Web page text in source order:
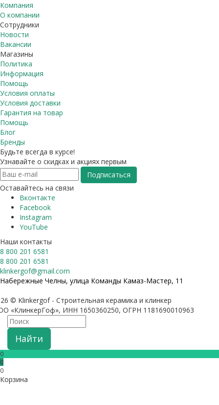
Компания
О компании
Сотрудники
Новости
Вакансии
Магазины
Политика
Информация
Помощь
Условия оплаты
Условия доставки
Гарантия на товар
Помощь
Блог
Бренды
Будьте всегда в курсе!
Узнавайте о скидках и акциях первым
Оставайтесь на связи
Вконтакте
Facebook
Instagram
YouTube
Наши контакты
8 800 201 6581
8 800 201 6581
klinkergof@gmail.com
Набережные Челны, улица Команды Камаз-Мастер, 11
© Klinkergof - Строительная керамика и клинкер
«КлинкерГоф», ИНН 1650360250, ОГРН 1181690010963
Найти
0
0
0
Корзина